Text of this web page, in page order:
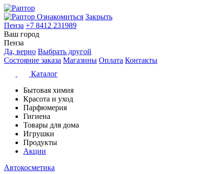
Ознакомиться Закрыть
Пенза +7 8412 231989
Ваш город
Пенза
Да, верно Выбрать другой
Состояние заказа Магазины Оплата Контакты
Каталог
Бытовая химия
Красота и уход
Парфюмерия
Гигиена
Товары для дома
Игрушки
Продукты
Акции
Автокосметика